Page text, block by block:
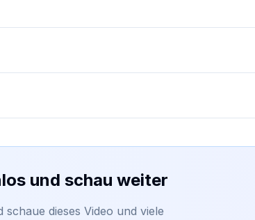
und schau weiter
dieses Video und viele